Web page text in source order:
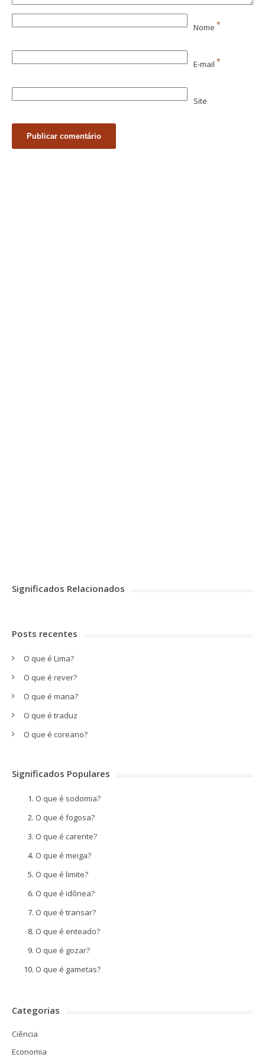
Nome *
E-mail *
Site
Significados Relacionados
Posts recentes
O que é Lima?
O que é rever?
O que é mana?
O que é traduz
O que é coreano?
Significados Populares
O que é sodomia?
O que é fogosa?
O que é carente?
O que é meiga?
O que é limite?
O que é idônea?
O que é transar?
O que é enteado?
O que é gozar?
O que é gametas?
Categorias
Ciência
Economia